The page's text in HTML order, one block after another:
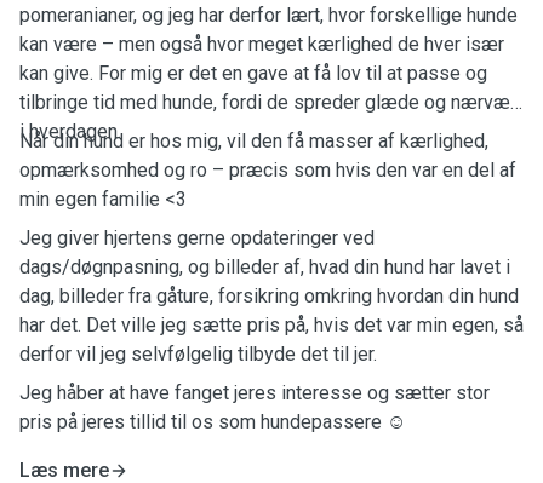
pomeranianer, og jeg har derfor lært, hvor forskellige hunde
kan være – men også hvor meget kærlighed de hver især
kan give. For mig er det en gave at få lov til at passe og
tilbringe tid med hunde, fordi de spreder glæde og nærvær
i hverdagen.
Når din hund er hos mig, vil den få masser af kærlighed,
opmærksomhed og ro – præcis som hvis den var en del af
min egen familie <3
Jeg giver hjertens gerne opdateringer ved
dags/døgnpasning, og billeder af, hvad din hund har lavet i
dag, billeder fra gåture, forsikring omkring hvordan din hund
har det. Det ville jeg sætte pris på, hvis det var min egen, så
derfor vil jeg selvfølgelig tilbyde det til jer.
Jeg håber at have fanget jeres interesse og sætter stor
pris på jeres tillid til os som hundepassere ☺️
Læs mere